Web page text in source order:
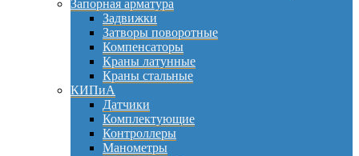
Запорная арматура
Задвижки
Затворы поворотные
Компенсаторы
Краны латунные
Краны стальные
КИПиА
Датчики
Комплектующие
Контроллеры
Манометры